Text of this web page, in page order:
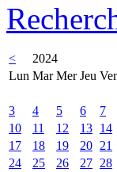
< 2024
Lun Mar Mer Jeu
3
4 5 6 7
10
11 12 13 14
17
18 19 20 21
24
25 26 27 28